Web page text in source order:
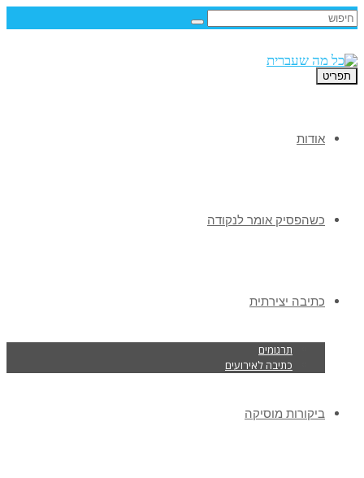
תפריט
אודות
כשהפסיק אומר לנקודה
כתיבה יצירתית
תרגומים
כתיבה לאירועים
ביקורות מוסיקה